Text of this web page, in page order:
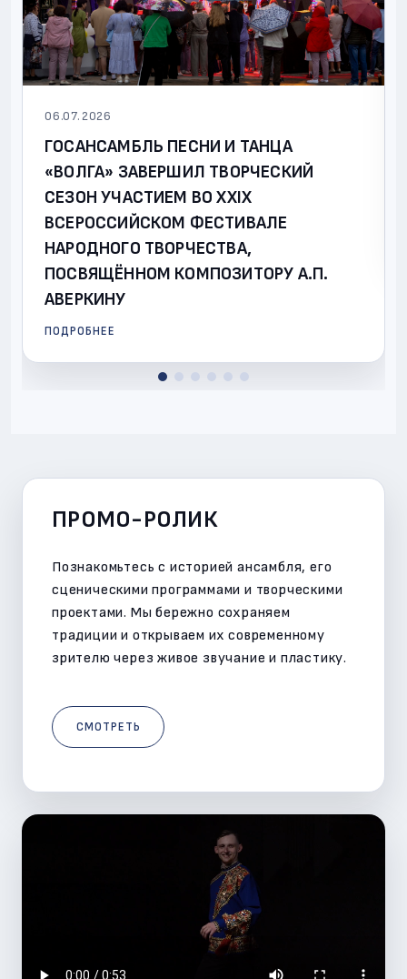
06.07.2026
ГОСАНСАМБЛЬ ПЕСНИ И ТАНЦА
«ВОЛГА» ЗАВЕРШИЛ ТВОРЧЕСКИЙ
СЕЗОН УЧАСТИЕМ ВО XXIX
ВСЕРОССИЙСКОМ ФЕСТИВАЛЕ
НАРОДНОГО ТВОРЧЕСТВА,
ПОСВЯЩЁННОМ КОМПОЗИТОРУ А.П.
АВЕРКИНУ
ПОДРОБНЕЕ
ПРОМО-РОЛИК
Познакомьтесь с историей ансамбля, его
сценическими программами и творческими
проектами. Мы бережно сохраняем
традиции и открываем их современному
зрителю через живое звучание и пластику.
СМОТРЕТЬ